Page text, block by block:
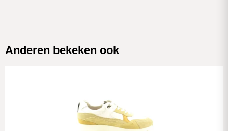
Anderen bekeken ook